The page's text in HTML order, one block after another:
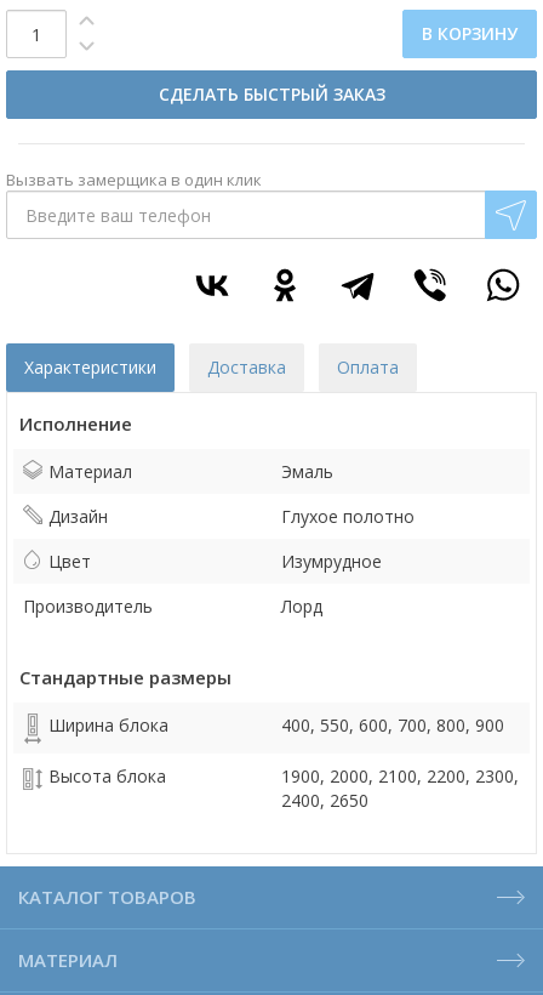
В КОРЗИНУ
СДЕЛАТЬ БЫСТРЫЙ ЗАКАЗ
Вызвать замерщика в один клик
Характеристики Доставка Оплата
Исполнение
Материал
Эмаль
Дизайн
Глухое полотно
Цвет
Изумрудное
Производитель
Лорд
Стандартные размеры
Ширина блока 400, 550, 600, 700, 800, 900
Высота блока
1900, 2000, 2100, 2200, 2300,
2400, 2650
КАТАЛОГ ТОВАРОВ
МАТЕРИАЛ